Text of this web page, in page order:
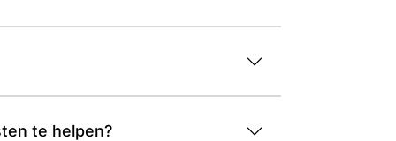
te helpen?